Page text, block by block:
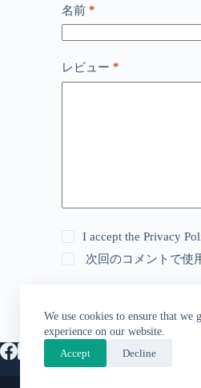
We use cookies to ensure that we
experience on our website.
Accept
Decline
名前 *
レビュー *
I accept the Privacy
次回のコメントで使